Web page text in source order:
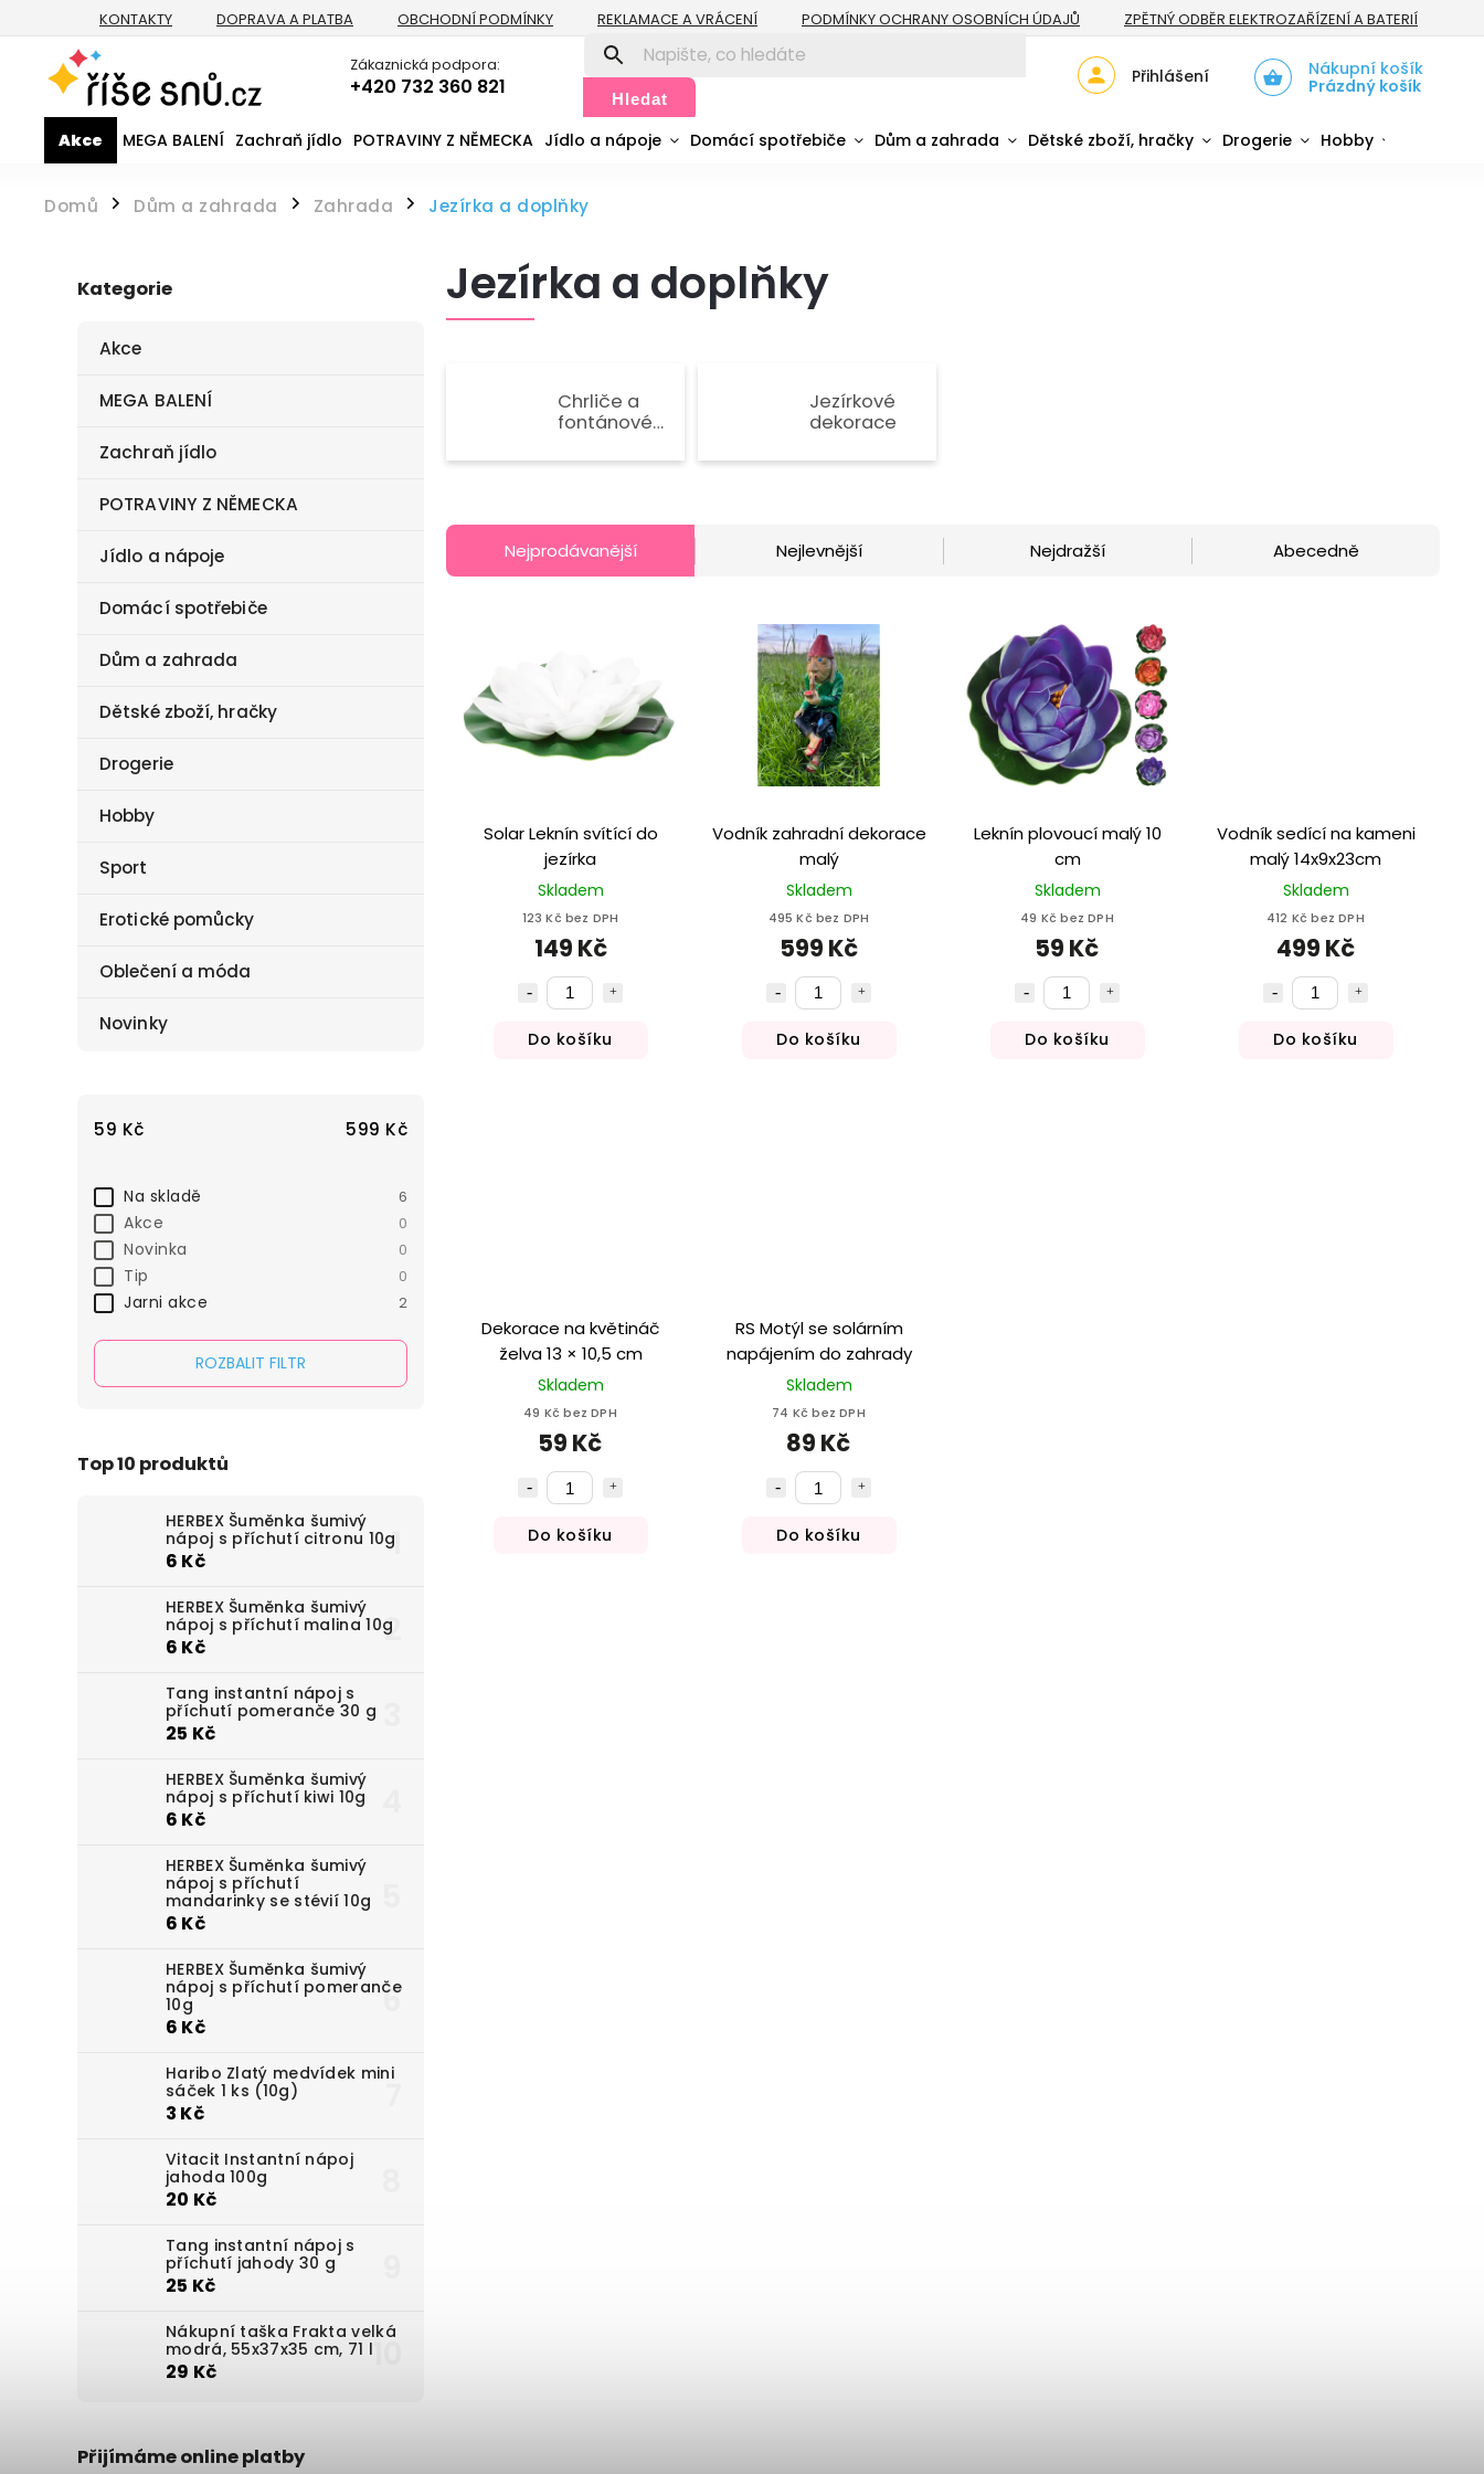
KONTAKTY DOPRAVA A PLATBA OBCHODNÍ PODMÍNKY REKLAMACE A VRÁCENÍ PODMÍNKY OCHRANY OSOBNÍCH ÚDAJŮ ZPĚTNÝ ODBĚR ELEKTROZAŘÍZENÍ A BATERIÍ
Zákaznická podpora:
+420 732 360 821 Hledat
Nákupní košík
Prázdný košík
Přihlášení
Akce MEGA BALENÍ Zachraň jídlo POTRAVINY Z NĚMECKA Jídlo a nápoje Domácí spotřebiče Dům a zahrada Dětské zboží, hračky Drogerie Hobby
Domů / Dům a zahrada / Zahrada / Jezírka a doplňky
Kategorie
Akce
MEGA BALENÍ
Zachraň jídlo
POTRAVINY Z NĚMECKA
Jídlo a nápoje
Domácí spotřebiče
Dům a zahrada
Dětské zboží, hračky
Drogerie
Hobby
Sport
Erotické pomůcky
Oblečení a móda
Novinky
59 Kč 599 Kč
Na skladě 6
Akce 0
Novinka 0
Tip 0
Jarni akce 2
ROZBALIT FILTR
Top 10 produktů
HERBEX Šuměnka šumivý
nápoj s příchutí citronu 10g
6 Kč
HERBEX Šuměnka šumivý
nápoj s příchutí malina 10g
6 Kč
Tang instantní nápoj s
příchutí pomeranče 30 g
25 Kč
HERBEX Šuměnka šumivý
nápoj s příchutí kiwi 10g
6 Kč
HERBEX Šuměnka šumivý
nápoj s příchutí
mandarinky se stévií 10g
6 Kč
HERBEX Šuměnka šumivý
nápoj s příchutí pomeranče
10g
6 Kč
Haribo Zlatý medvídek mini
sáček 1 ks (10g)
3 Kč
Vitacit Instantní nápoj
jahoda 100g
20 Kč
Tang instantní nápoj s
příchutí jahody 30 g
25 Kč
Nákupní taška Frakta velká
modrá, 55x37x35 cm, 71 l
29 Kč
Přijímáme online platby
Jezírka a doplňky
Chrliče a
fontánové
Jezírkové
dekorace
Nejprodávanější Nejlevnější Nejdražší Abecedně
Solar Leknín svítící do
jezírka
Skladem
123 Kč bez DPH
149 Kč
Do košíku
Vodník zahradní dekorace
malý
Skladem
495 Kč bez DPH
599 Kč
Do košíku
Leknín plovoucí malý 10
cm
Skladem
49 Kč bez DPH
59 Kč
Do košíku
Vodník sedící na kameni
malý 14x9x23cm
Skladem
412 Kč bez DPH
499 Kč
Do košíku
Dekorace na květináč
želva 13 × 10,5 cm
Skladem
49 Kč bez DPH
59 Kč
Do košíku
RS Motýl se solárním
napájením do zahrady
Skladem
74 Kč bez DPH
89 Kč
Do košíku